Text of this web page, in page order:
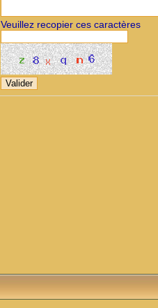
Veuillez recopier ces caractères